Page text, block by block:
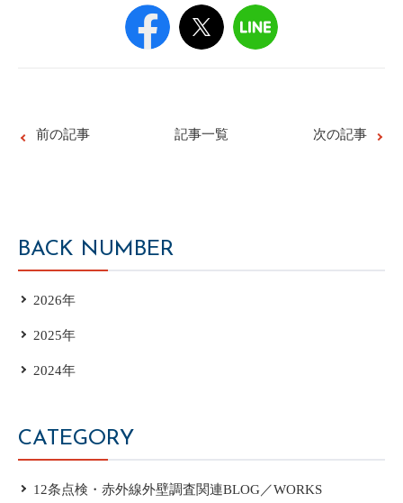
前の記事 記事一覧 次の記事
BACK NUMBER
2026年
2025年
2024年
CATEGORY
12条点検・赤外線外壁調査関連BLOG／WORKS